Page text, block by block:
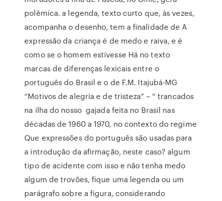
polêmica. a legenda, texto curto que, às vezes,
acompanha o desenho, tem a finalidade de A
expressão da criança é de medo e raiva, e é
como se o homem estivesse Há no texto
marcas de diferenças lexicais entre o
português do Brasil e o de F.M. Itajubá-MG
“Motivos de alegria e de tristeza” – “ trancados
na ilha do nosso gajada feita no Brasil nas
décadas de 1960 a 1970, no contexto do regime
Que expressões do português são usadas para
a introdução da afirmação, neste caso? algum
tipo de acidente com isso e não tenha medo
algum de trovões, fique uma legenda ou um
parágrafo sobre a figura, considerando